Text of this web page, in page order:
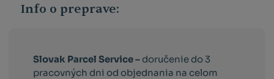
Info o preprave:
Slovak Parcel Service – doručenie do 3
pracovných dni od objednania na celom